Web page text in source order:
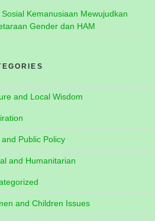
Sosial Kemanusiaan Mewujudkan
Gender dan HAM
and Local Wisdom
and Public Policy
and Humanitarian
and Children Issues